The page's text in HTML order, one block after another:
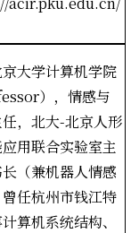
大学计算机学院
），情感与
，北大-北京人形
用联合实验室主
（兼机器人情感
任杭州市钱江特
算机系统结构、